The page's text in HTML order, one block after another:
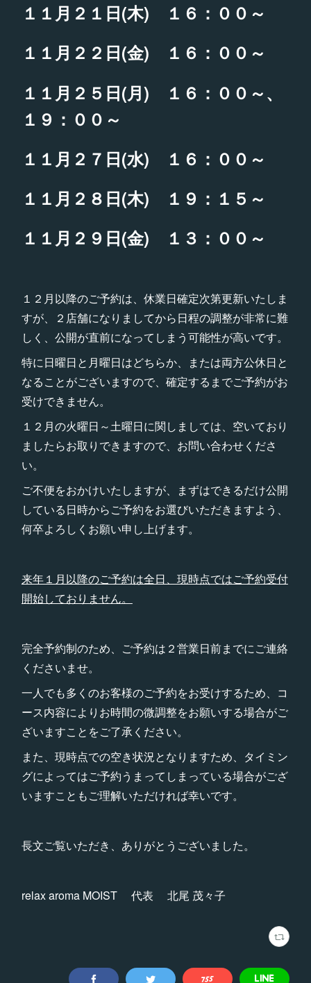
１１月２１日(木) １６：００～
１１月２２日(金) １６：００～
１１月２５日(月) １６：００～、
１９：００～
１１月２７日(水) １６：００～
１１月２８日(木) １９：１５～
１１月２９日(金) １３：００～
１２月以降のご予約は、休業日確定次第更新いたしま
すが、２店舗になりましてから日程の調整が非常に難
しく、公開が直前になってしまう可能性が高いです。
特に日曜日と月曜日はどちらか、または両方公休日と
なることがございますので、確定するまでご予約がお
受けできません。
１２月の火曜日～土曜日に関しましては、空いており
ましたらお取りできますので、お問い合わせくださ
い。
ご不便をおかけいたしますが、まずはできるだけ公開
している日時からご予約をお選びいただきますよう、
何卒よろしくお願い申し上げます。
来年１月以降のご予約は全日、現時点ではご予約受付
開始しておりません。
完全予約制のため、ご予約は２営業日前までにご連絡
くださいませ。
一人でも多くのお客様のご予約をお受けするため、コ
ース内容によりお時間の微調整をお願いする場合がご
ざいますことをご了承ください。
また、現時点での空き状況となりますため、タイミン
グによってはご予約うまってしまっている場合がござ
いますこともご理解いただければ幸いです。
長文ご覧いただき、ありがとうございました。
relax aroma MOIST 代表 北尾 茂々子